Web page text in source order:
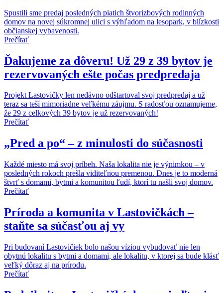
Spustili sme predaj posledných piatich štvorizbových rodinných
domov na novej súkromnej ulici s výhľadom na lesopark, v blízkosti
občianskej vybavenosti.
Prečítať
Ďakujeme za dôveru! Už 29 z 39 bytov je
rezervovaných ešte počas predpredaja
Projekt Lastovičky len nedávno odštartoval svoj predpredaj a už
teraz sa teší mimoriadne veľkému záujmu. S radosťou oznamujeme,
že 29 z celkových 39 bytov je už rezervovaných!
Prečítať
„Pred a po“ – z minulosti do súčasnosti
Každé miesto má svoj príbeh. Naša lokalita nie je výnimkou – v
posledných rokoch prešla viditeľnou premenou. Dnes je to moderná
štvrť s domami, bytmi a komunitou ľudí, ktorí tu našli svoj domov.
Prečítať
Príroda a komunita v Lastovičkách –
staňte sa súčasťou aj vy
Pri budovaní Lastovičiek bolo našou víziou vybudovať nie len
obytnú lokalitu s bytmi a domami, ale lokalitu, v ktorej sa bude klásť
veľký dôraz aj na prírodu.
Prečítať